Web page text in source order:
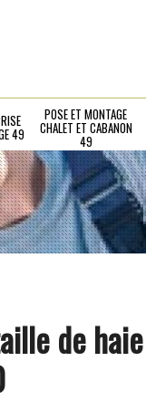
49
POSE ET MONTAGE
CHALET ET CABANON
49
de haie